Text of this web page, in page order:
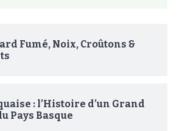
Fumé, Noix, Croûtons &
: l’Histoire d’un Grand
Pays Basque